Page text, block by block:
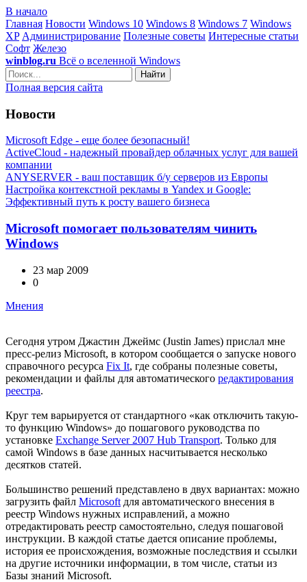
В начало
Главная Новости Windows 10 Windows 8 Windows 7 Windows
XP Администрирование Полезные советы Интересные статьи
Софт Железо
winblog.ru Всё о вселенной Windows
Найти
Полная версия сайта
Новости
Microsoft Edge - еще более безопасный!
ActiveCloud - надежный провайдер облачных услуг для вашей
компании
ANYSERVER - ваш поставщик б/у серверов из Европы
Настройка контекстной рекламы в Yandex и Google:
Эффективный путь к росту вашего бизнеса
Microsoft помогает пользователям чинить
Windows
23 мар 2009
0
Мнения
Сегодня утром Джастин Джеймс (Justin James) прислал мне
пресс-релиз Microsoft, в котором сообщается о запуске нового
справочного ресурса Fix It, где собраны полезные советы,
рекомендации и файлы для автоматического редактирования
реестра.
Круг тем варьируется от стандартного «как отключить такую-
то функцию Windows» до пошагового руководства по
установке Exchange Server 2007 Hub Transport. Только для
самой Windows в базе данных насчитывается несколько
десятков статей.
Большинство решений представлено в двух вариантах: можно
загрузить файл Microsoft для автоматического внесения в
реестр Windows нужных исправлений, а можно
отредактировать реестр самостоятельно, следуя пошаговой
инструкции. В каждой статье дается описание проблемы,
история ее происхождения, возможные последствия и ссылки
на другие источники информации, в том числе, статьи из
Базы знаний Microsoft.